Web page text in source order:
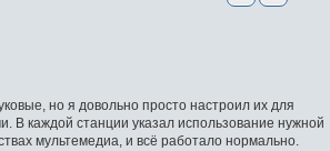
но я довольно просто настроил их для
В каждой станции указал использование нужной
мультемедиа, и всё работало нормально.